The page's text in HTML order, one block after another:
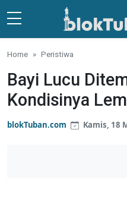
Skip to main content
Home Peristiwa
Bayi Lucu
Kondisinya
blokTuban.com Kamis, 18